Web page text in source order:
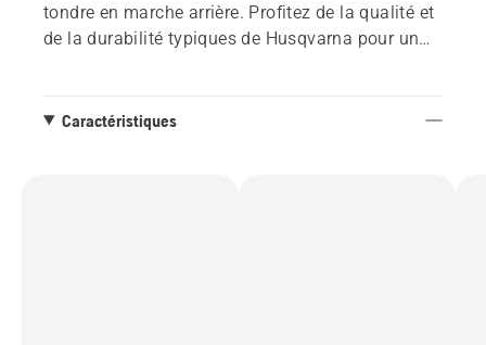
tondre en marche arrière. Profitez de la qualité et
de la durabilité typiques de Husqvarna pour un
Caractéristiques